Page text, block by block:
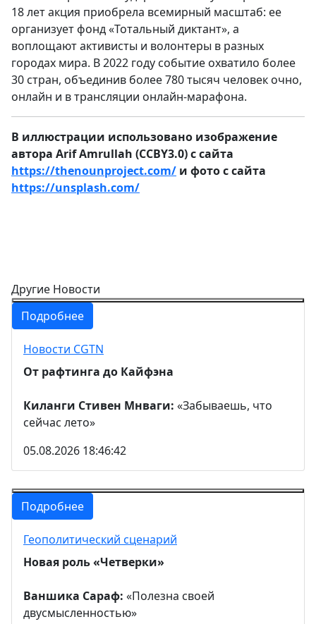
18 лет акция приобрела всемирный масштаб: ее
организует фонд «Тотальный диктант», а
воплощают активисты и волонтеры в разных
городах мира. В 2022 году событие охватило более
30 стран, объединив более 780 тысяч человек очно,
онлайн и в трансляции онлайн-марафона.
В иллюстрации использовано изображение
автора Arif Amrullah (CCBY3.0) с сайта
https://thenounproject.com/ и фото с сайта
https://unsplash.com/
Другие Новости
Подробнее
Новости CGTN
От рафтинга до Кайфэна
Киланги Стивен Мнваги: «Забываешь, что
сейчас лето»
05.08.2026 18:46:42
Подробнее
Геополитический сценарий
Новая роль «Четверки»
Ваншика Сараф: «Полезна своей
двусмысленностью»